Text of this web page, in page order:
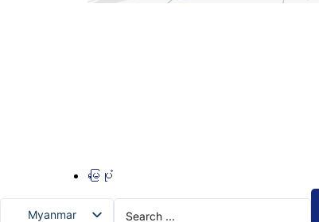
မြေပုံ
Myanmar
Search